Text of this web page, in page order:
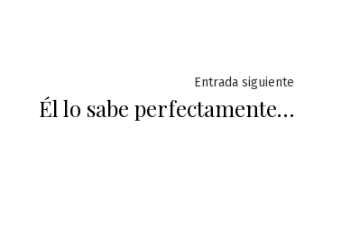
Entrada siguienteEntrada
Él lo sabe perfectamente…